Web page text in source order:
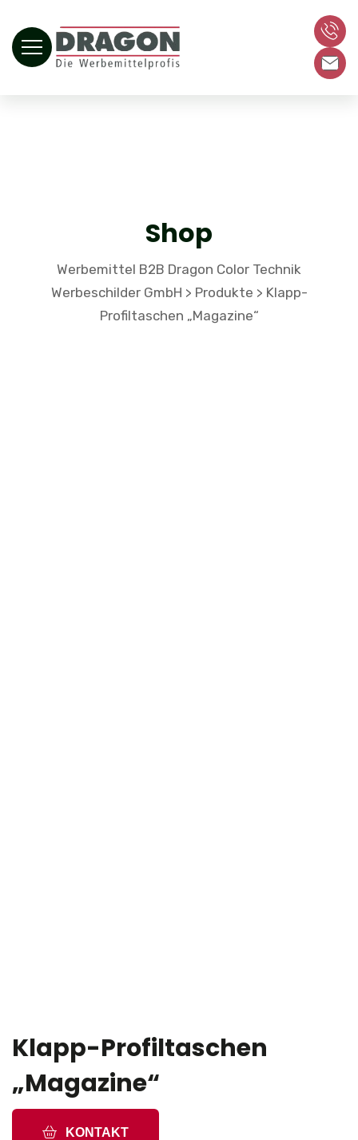
Shop
Werbemittel B2B Dragon Color Technik
Werbeschilder GmbH > Produkte > Klapp-
Profiltaschen „Magazine“
Klapp-Profiltaschen
„Magazine“
KONTAKT